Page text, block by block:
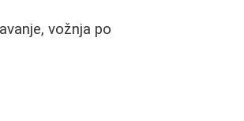
vožnja po